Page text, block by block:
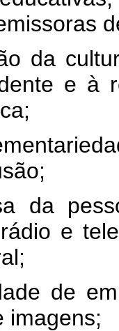
cultura
e à
e
imagens;